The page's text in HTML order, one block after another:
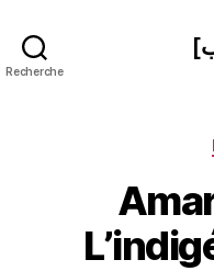
Recherche